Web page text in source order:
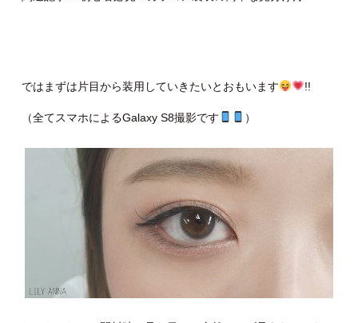
ではまずは片目から装用していきたいとおもいます !!
（全てスマホによるGalaxy S8撮影です ）